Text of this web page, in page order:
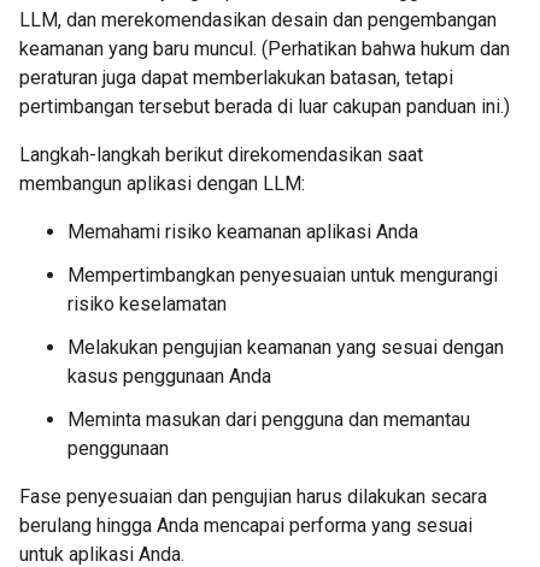
LLM, dan merekomendasikan desain dan pengembangan
keamanan yang baru muncul. (Perhatikan bahwa hukum dan
peraturan juga dapat memberlakukan batasan, tetapi
pertimbangan tersebut berada di luar cakupan panduan ini.)
Langkah-langkah berikut direkomendasikan saat
membangun aplikasi dengan LLM:
Memahami risiko keamanan aplikasi Anda
Mempertimbangkan penyesuaian untuk mengurangi
risiko keselamatan
Melakukan pengujian keamanan yang sesuai dengan
kasus penggunaan Anda
Meminta masukan dari pengguna dan memantau
penggunaan
Fase penyesuaian dan pengujian harus dilakukan secara
berulang hingga Anda mencapai performa yang sesuai
untuk aplikasi Anda.